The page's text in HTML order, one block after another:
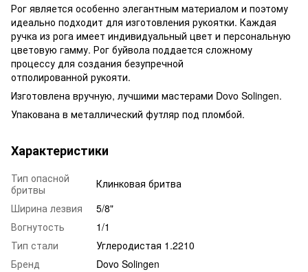
Рог является особенно элегантным материалом и поэтому
идеально подходит для изготовления рукоятки. Каждая
ручка из рога имеет индивидуальный цвет и персональную
цветовую гамму. Рог буйвола поддается сложному
процессу для создания безупречной
отполированной рукояти.
Изготовлена вручную, лучшими мастерами Dovo Solingen.
Упакована в металлический футляр под пломбой.
Характеристики
Тип опасной
бритвы
Клинковая бритва
Ширина лезвия
5/8"
Вогнутость
1/1
Тип стали
Углеродистая 1.2210
Бренд
Dovo Solingen